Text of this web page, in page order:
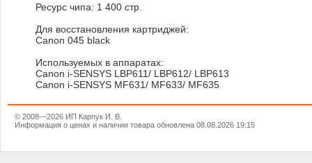
Ресурс чипа: 1 400 стр.
Для восстановления картриджей:
Canon 045 black
Используемых в аппаратах:
Canon i-SENSYS LBP611/ LBP612/ LBP613
Canon i-SENSYS MF631/ MF633/ MF635
© 2008—2026 ИП Карпук И. В.
Информация о ценах и наличии товара обновлена 08.08.2026 19:15